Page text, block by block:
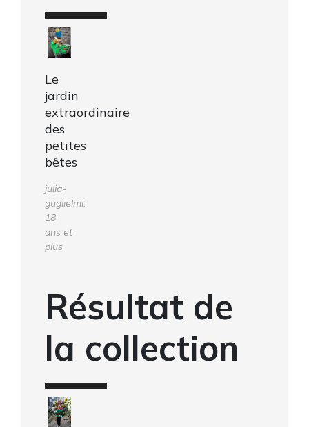
Le
jardin
extraordinaire
des
petites
bêtes
julia-
guglielmi,
18
ans et
plus
Résultat de
la collection